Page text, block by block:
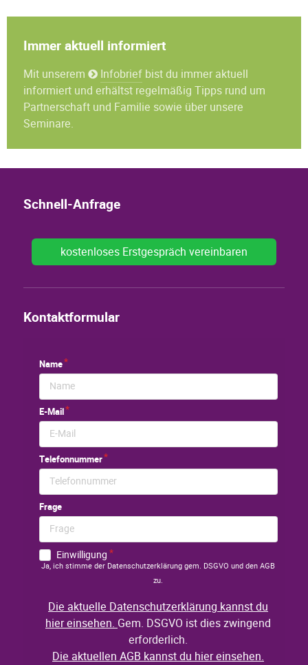
Immer aktuell informiert
Mit unserem Infobrief bist du immer aktuell
informiert und erhältst regelmäßig Tipps rund um
Partnerschaft und Familie sowie über unsere
Seminare.
Schnell-Anfrage
kostenloses Erstgespräch vereinbaren
Kontaktformular